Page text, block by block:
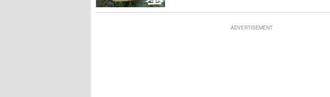
ADVERTISEMENT